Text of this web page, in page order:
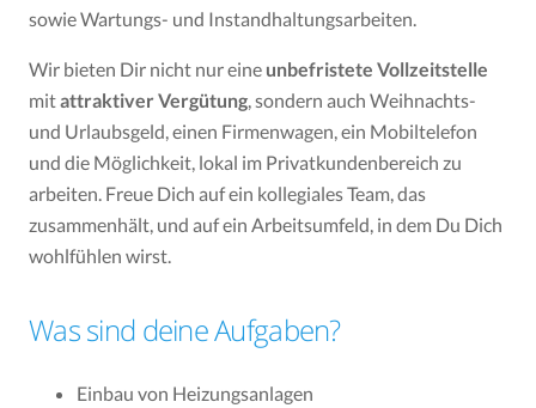
sowie Wartungs- und Instandhaltungsarbeiten.
Wir bieten Dir nicht nur eine unbefristete Vollzeitstelle
mitattraktiver Vergütung, sondern auch Weihnachts-
und Urlaubsgeld, einen Firmenwagen, ein Mobiltelefon
und die Möglichkeit, lokal im Privatkundenbereich zu
arbeiten. Freue Dich auf ein kollegiales Team, das
zusammenhält, und auf ein Arbeitsumfeld, in dem Du Dich
wohlfühlen wirst.
Was sind deine Aufgaben?
Einbau von Heizungsanlagen